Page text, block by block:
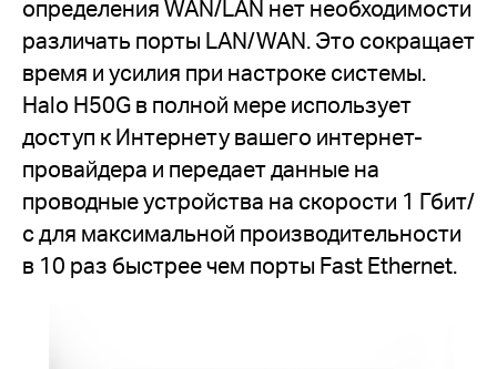
определения WAN/LAN нет необходимости
различать порты LAN/WAN. Это сокращает
время и усилия при настроке системы.
Halo H50G в полной мере использует
доступ к Интернету вашего интернет-
провайдера и передает данные на
проводные устройства на скорости 1 Гбит/
с для максимальной производительности
в 10 раз быстрее чем порты Fast Ethernet.